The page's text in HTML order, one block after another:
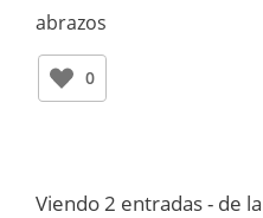
abrazos
0
Viendo 2 entradas - de